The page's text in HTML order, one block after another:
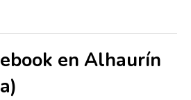
en Alhaurín